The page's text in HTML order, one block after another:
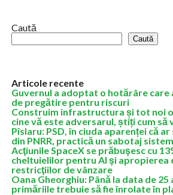
Caută
Caută
Articole recente
Guvernul a adoptat o hotărâre care
de pregătire pentru riscuri
Construim infrastructura și tot noi
cine vă este adversarul, știți cum să
Pîslaru: PSD, în ciuda aparenței că
din PNRR, practică un sabotaj
Acţiunile SpaceX se prăbuşesc cu
cheltuielilor pentru AI şi apropierea
restricţiilor de vânzare
Oana Gheorghiu: Până la data de
primăriile trebuie să fie înrolate în